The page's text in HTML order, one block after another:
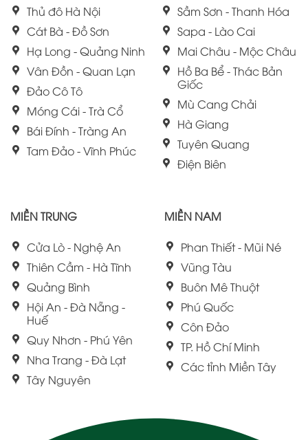
Thủ đô Hà Nội
Cát Bà - Đồ Sơn
Hạ Long - Quảng Ninh
Vân Đồn - Quan Lạn
Đảo Cô Tô
Móng Cái - Trà Cổ
Bái Đính - Tràng An
Tam Đảo - Vĩnh Phúc
Sầm Sơn - Thanh Hóa
Sapa - Lào Cai
Mai Châu - Mộc Châu
Hồ Ba Bể - Thác Bản
Giốc
Mù Cang Chải
Hà Giang
Tuyên Quang
Điện Biên
MIỀN TRUNG
Cửa Lò - Nghệ An
Thiên Cầm - Hà Tĩnh
Quảng Bình
Hội An - Đà Nẵng -
Huế
Quy Nhơn - Phú Yên
Nha Trang - Đà Lạt
Tây Nguyên
MIỀN NAM
Phan Thiết - Mũi Né
Vũng Tàu
Buôn Mê Thuột
Phú Quốc
Côn Đảo
TP. Hồ Chí Minh
Các tỉnh Miền Tây